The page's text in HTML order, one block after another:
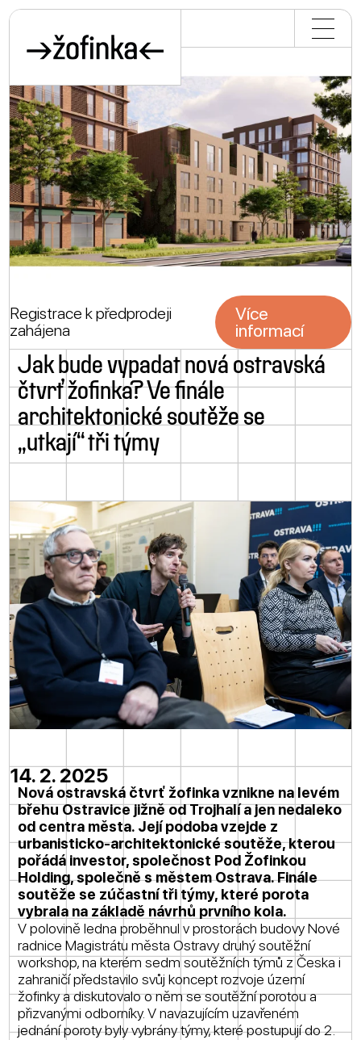
aktuality
soutěž
historie
fotogalerie
Registrace k předprodeji
zahájena
Více
informací
Jak bude vypadat nová ostravská
čtvrť žofinka? Ve finále
architektonické soutěže se
„utkají“ tři týmy
14. 2. 2025
Nová ostravská čtvrť žofinka vznikne na levém
břehu Ostravice jižně od Trojhalí a jen nedaleko
od centra města. Její podoba vzejde z
urbanisticko-architektonické soutěže, kterou
pořádá investor, společnost Pod Žofinkou
Holding, společně s městem Ostrava. Finále
soutěže se zúčastní tři týmy, které porota
vybrala na základě návrhů prvního kola.
V polovině ledna proběhnul v prostorách budovy Nové
radnice Magistrátu města Ostravy druhý soutěžní
workshop, na kterém sedm soutěžních týmů z Česka i
zahraničí představilo svůj koncept rozvoje území
žofinky a diskutovalo o něm se soutěžní porotou a
přizvanými odborníky. V navazujícím uzavřeném
jednání poroty byly vybrány týmy, které postupují do 2.